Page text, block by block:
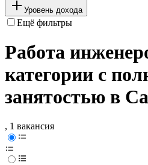
Уровень дохода
Ещё фильтры
Работа
категории с
занятостью в
, 1 вакансия